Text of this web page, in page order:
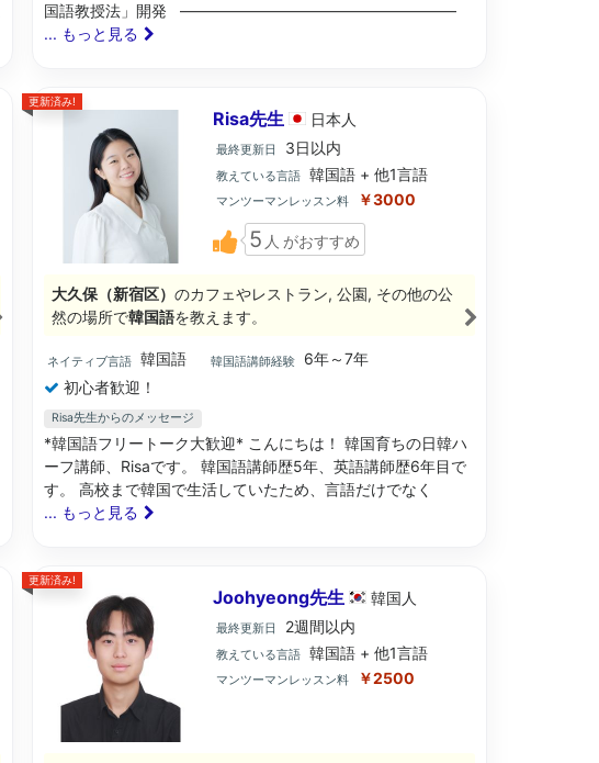
国語教授法」開発 ——————————————————
... もっと見る
更新済み!
Risa先生 日本 人
最終更新日 3日以内
教えている言語 韓国語 + 他1言語
マンツーマンレッスン料 ￥3000
5 人 がおすすめ
大久保（新宿区） のカフェやレストラン, 公園, その他の公
然の場所で韓国語を教えます。
ネイティブ言語 韓国語 韓国語講師経験
6年～7年
初心者歓迎！
Risa先生からのメッセージ
*韓国語フリートーク大歓迎* こんにちは！ 韓国育ちの日韓ハ
ーフ講師、Risaです。 韓国語講師歴5年、英語講師歴6年目で
す。 高校まで韓国で生活していたため、言語だけでなく
... もっと見る
更新済み!
Joohyeong先生 韓国 人
最終更新日 2週間以内
教えている言語 韓国語 + 他1言語
マンツーマンレッスン料 ￥2500